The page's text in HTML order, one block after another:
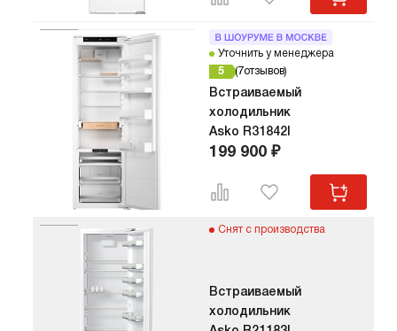
Уточнить у менеджера
5
7отзывов
Встраиваемый
холодильник
Asko R31842I
199 900 ₽
Снят с производства
Встраиваемый
холодильник